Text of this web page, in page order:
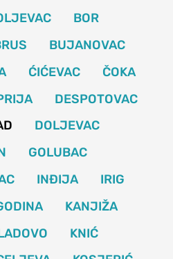
BOR
BUJANOVAC
ĆIĆEVAC
ČOKA
DESPOTOVAC
DOLJEVAC
GOLUBAC
INĐIJA
IRIG
KANJIŽA
KNIĆ